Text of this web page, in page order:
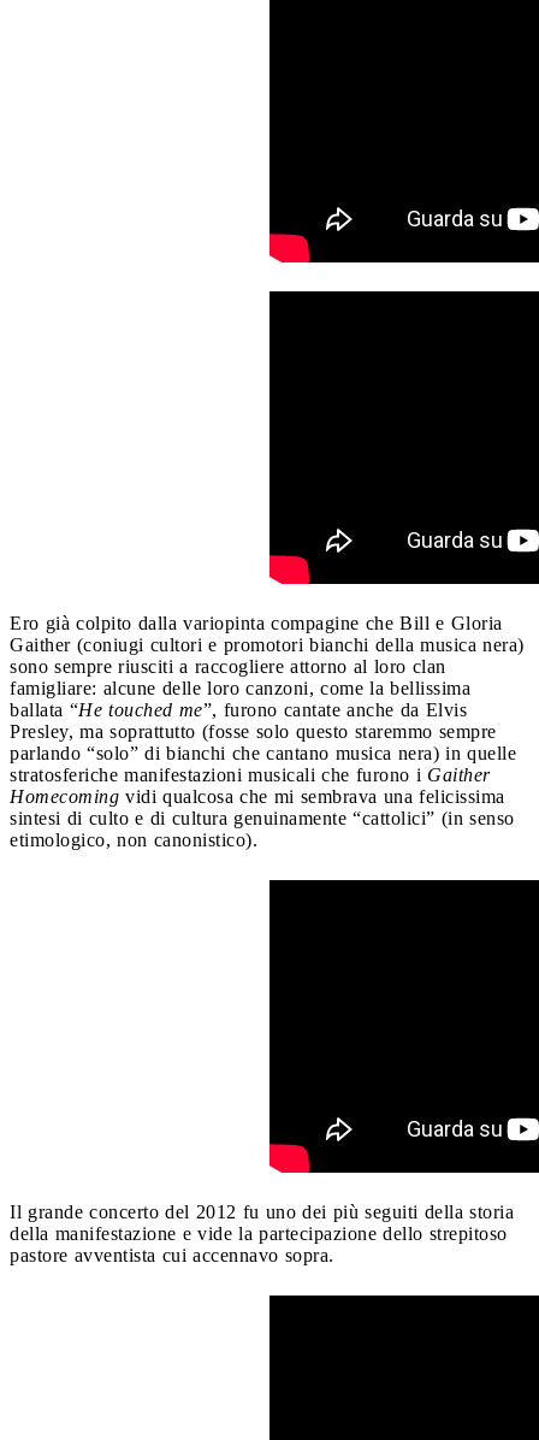
Ero già colpito dalla variopinta compagine che Bill e Gloria
Gaither (coniugi cultori e promotori bianchi della musica nera)
sono sempre riusciti a raccogliere attorno al loro clan
famigliare: alcune delle loro canzoni, come la bellissima
ballata “He touched me”, furono cantate anche da Elvis
Presley, ma soprattutto (fosse solo questo staremmo sempre
parlando “solo” di bianchi che cantano musica nera) in quelle
stratosferiche manifestazioni musicali che furono i Gaither
Homecoming vidi qualcosa che mi sembrava una felicissima
sintesi di culto e di cultura genuinamente “cattolici” (in senso
etimologico, non canonistico).
Il grande concerto del 2012 fu uno dei più seguiti della storia
della manifestazione e vide la partecipazione dello strepitoso
pastore avventista cui accennavo sopra.